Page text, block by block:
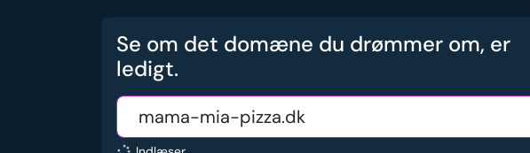
Se om det domæne du drømmer om, er
ledigt.